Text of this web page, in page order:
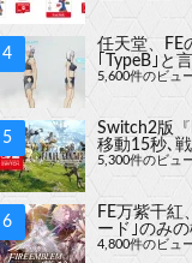
任天堂、FE
｢TypeB｣と
5,600件のビュ
Switch2版
移動15秒､
5,300件のビュ
FE万紫千紅
ード｣のみ
4,800件のビュ